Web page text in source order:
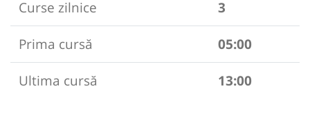
Curse zilnice
3
Prima cursă
05:00
Ultima cursă
13:00